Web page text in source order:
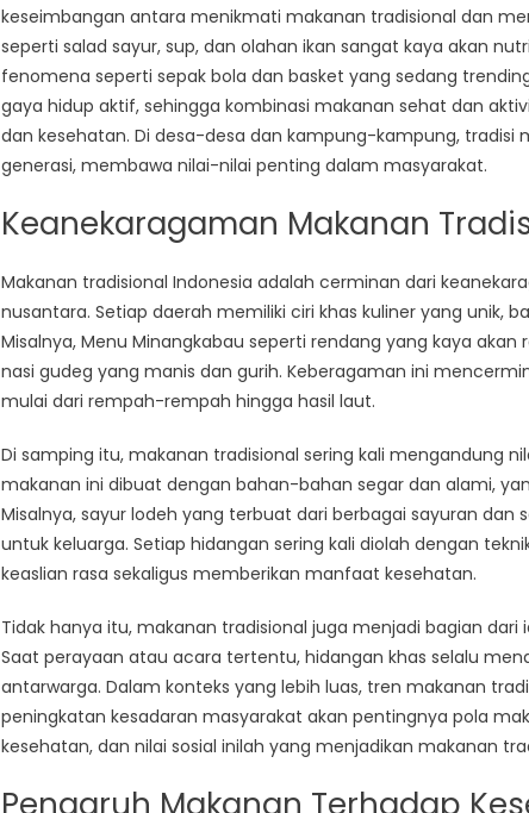
keseimbangan antara menikmati makanan tradisional dan
seperti salad sayur, sup, dan olahan ikan sangat kaya akan
fenomena seperti sepak bola dan basket yang sedang
gaya hidup aktif, sehingga kombinasi makanan sehat dan
dan kesehatan. Di desa-desa dan kampung-kampung,
generasi, membawa nilai-nilai penting dalam masyarakat.
Keanekaragaman Makanan
Makanan tradisional Indonesia adalah cerminan dari
nusantara. Setiap daerah memiliki ciri khas kuliner yang unik,
Misalnya, Menu Minangkabau seperti rendang yang kaya
nasi gudeg yang manis dan gurih. Keberagaman ini
mulai dari rempah-rempah hingga hasil laut.
Di samping itu, makanan tradisional sering kali mengandung
makanan ini dibuat dengan bahan-bahan segar dan alami,
Misalnya, sayur lodeh yang terbuat dari berbagai sayuran
untuk keluarga. Setiap hidangan sering kali diolah dengan
keaslian rasa sekaligus memberikan manfaat kesehatan.
Tidak hanya itu, makanan tradisional juga menjadi bagian
Saat perayaan atau acara tertentu, hidangan khas selalu
antarwarga. Dalam konteks yang lebih luas, tren makanan
peningkatan kesadaran masyarakat akan pentingnya pola
kesehatan, dan nilai sosial inilah yang menjadikan makanan